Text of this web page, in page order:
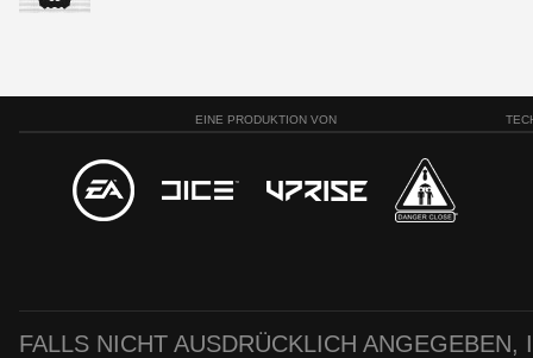
EINE PRODUKTION VON
FALLS NICHT AUSDRÜCKLICH